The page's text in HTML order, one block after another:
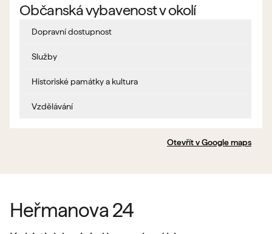
Občanská vybavenost v okolí
Dopravní dostupnost
Služby
Historiské památky a kultura
Vzdělávání
Otevřít v Google maps
Heřmanova 24